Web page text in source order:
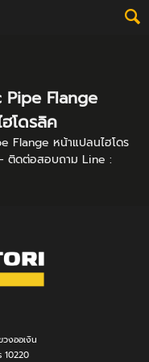
Pipe Flange
โดรลิค
Flange หน้าแปลนไฮโดร
ติดต่อสอบถาม Line :
งออเงิน
10220